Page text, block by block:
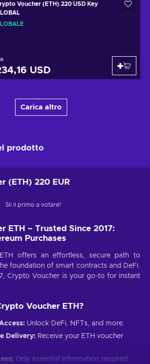
Voucher (ETH) 220 USD Key
USD
Carica altro
prodotto
(ETH) 220 EUR
Sii il primo a votare!
ETH – Trusted Since 2017:
Purchases
offers an effortless, secure path to
foundation of smart contracts and DeFi.
Crypto Voucher is your go-to for instant
Voucher ETH?
Unlock DeFi, NFTs, and more.
Delivery: Receive your ETH voucher
Only essential information required.